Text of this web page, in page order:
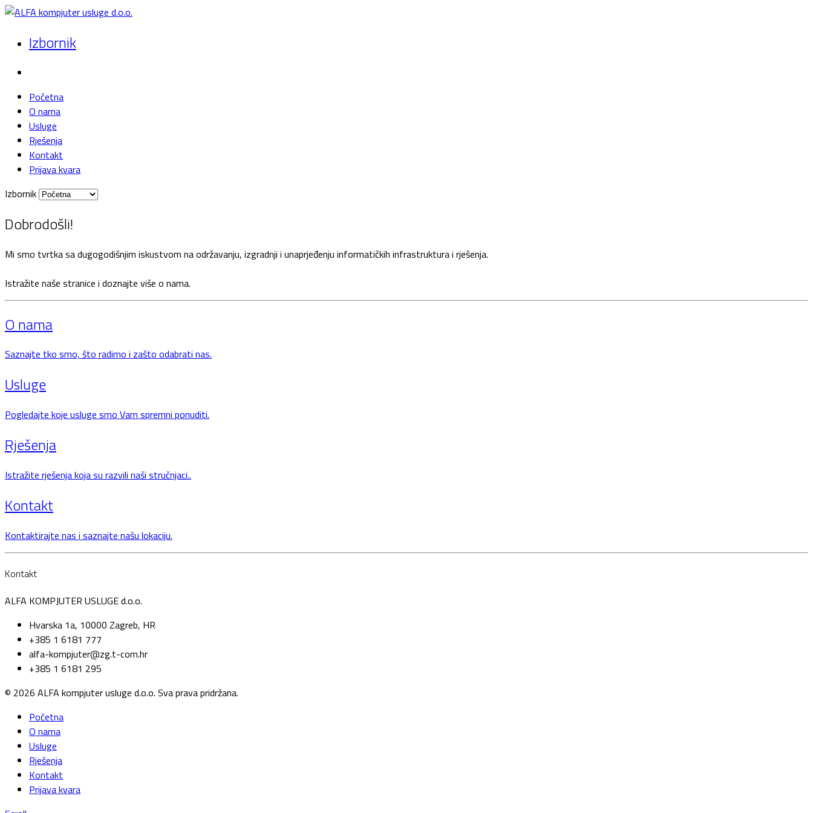
Izbornik
Početna
O nama
Usluge
Rješenja
Kontakt
Prijava kvara
Izbornik
Dobrodošli!
Mi smo tvrtka sa dugogodišnjim iskustvom na održavanju, izgradnji i unaprjeđenju informatičkih infrastruktura i rješenja.
Istražite naše stranice i doznajte više o nama.
O nama
Saznajte tko smo, što radimo i zašto odabrati nas.
Usluge
Pogledajte koje usluge smo Vam spremni ponuditi.
Rješenja
Istražite rješenja koja su razvili naši stručnjaci..
Kontakt
Kontaktirajte nas i saznajte našu lokaciju.
Kontakt
ALFA KOMPJUTER USLUGE d.o.o.
Hvarska 1a, 10000 Zagreb, HR
+385 1 6181 777
alfa-kompjuter@zg.t-com.hr
+385 1 6181 295
© 2026 ALFA kompjuter usluge d.o.o. Sva prava pridržana.
Početna
O nama
Usluge
Rješenja
Kontakt
Prijava kvara